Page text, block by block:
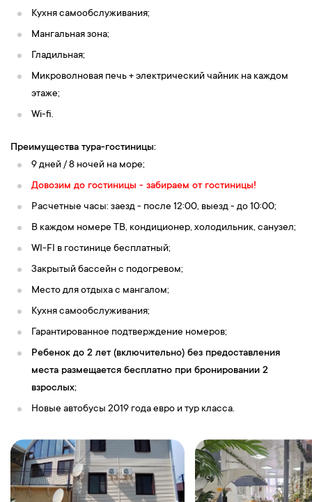
Кухня самообслуживания;
Мангальная зона;
Гладильная;
Микроволновая печь + электрический чайник на каждом
этаже;
Wi-fi.
Преимущества тура-гостиницы:
9 дней / 8 ночей на море;
Довозим до гостиницы - забираем от гостиницы!
Расчетные часы: заезд - после 12:00, выезд - до 10:00;
В каждом номере ТВ, кондиционер, холодильник, санузел;
WI-FI в гостинице бесплатный;
Закрытый бассейн с подогревом;
Место для отдыха с мангалом;
Кухня самообслуживания;
Гарантированное подтверждение номеров;
Ребенок до 2 лет (включительно) без предоставления
места размещается бесплатно при бронировании 2
взрослых;
Новые автобусы 2019 года евро и тур класса.